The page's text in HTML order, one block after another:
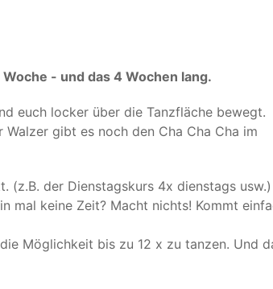
- und das 4 Wochen lang.
euch locker über die Tanzfläche bewegt.
gibt es noch den Cha Cha Cha im
(z.B. der Dienstagskurs 4x dienstags usw.)
mal keine Zeit? Macht nichts! Kommt
Möglichkeit bis zu 12 x zu tanzen. Und